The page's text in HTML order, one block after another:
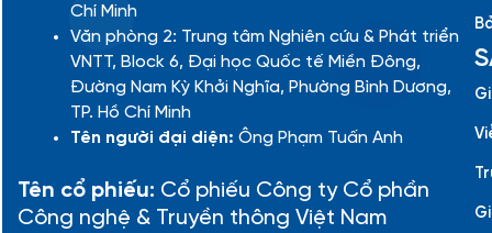
Chí Minh
Văn phòng 2: Trung tâm Nghiên cứu & Phát triển
VNTT, Block 6, Đại học Quốc tế Miền Đông,
Đường Nam Kỳ Khởi Nghĩa, Phường Bình Dương,
TP. Hồ Chí Minh
Tên người đại diện: Ông Phạm Tuấn Anh
Tên cổ phiếu: Cổ phiếu Công ty Cổ phần
Công nghệ & Truyền thông Việt Nam